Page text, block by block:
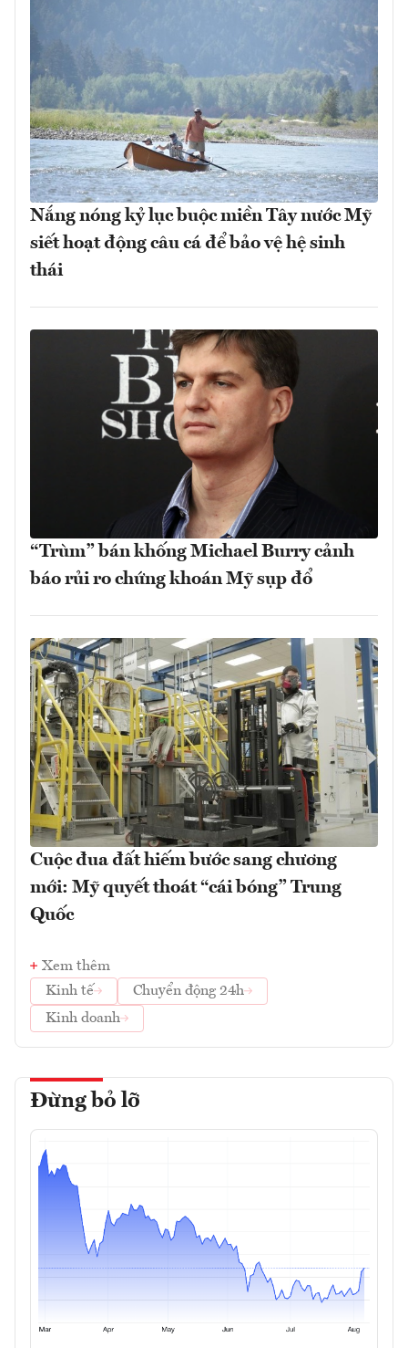
Nắng nóng kỷ lục buộc miền Tây nước Mỹ
siết hoạt động câu cá để bảo vệ hệ sinh
thái
“Trùm” bán khống Michael Burry cảnh
báo rủi ro chứng khoán Mỹ sụp đổ
Cuộc đua đất hiếm bước sang chương
mới: Mỹ quyết thoát “cái bóng” Trung
Quốc
Xem thêm
Kinh tế
Chuyển động 24h
Kinh doanh
Đừng bỏ lỡ